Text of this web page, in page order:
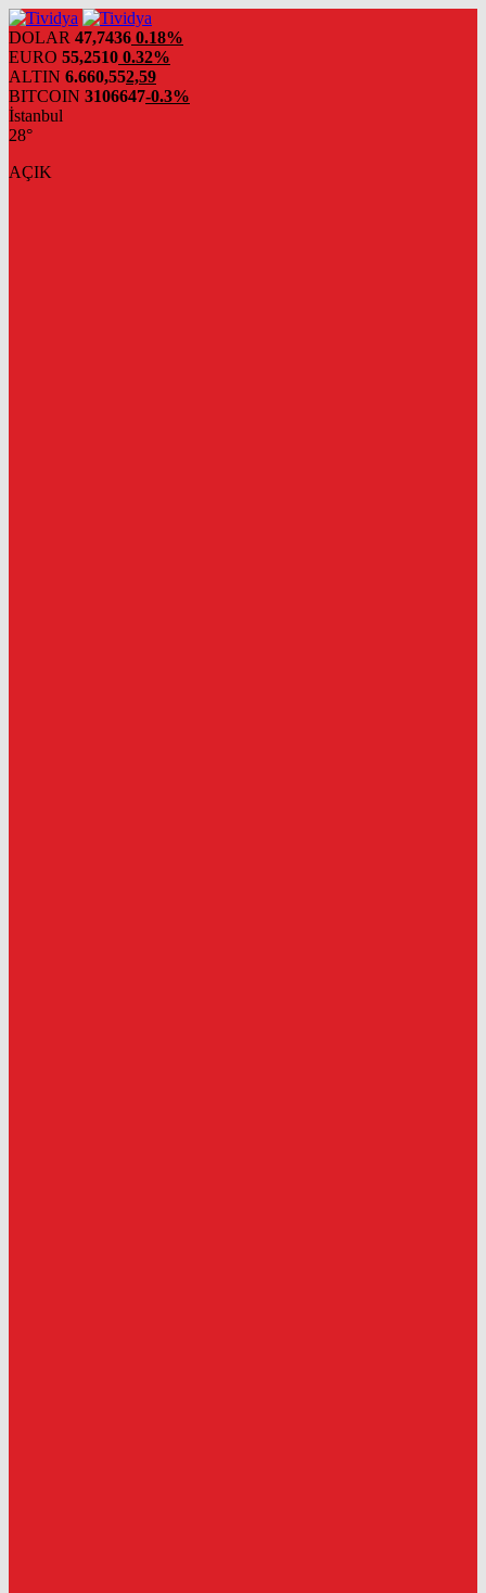
evden
eve
nakliyat
DOLAR 47,7436 0.18%
EURO 55,2510 0.32%
ALTIN 6.660,552,59
BITCOIN 3106647-0.3%
İstanbul
28°
AÇIK